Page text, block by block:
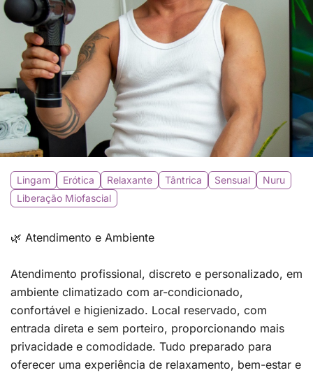
Lingam Erótica Relaxante Tântrica Sensual
Nuru
Liberação Miofascial
🌿 Atendimento e Ambiente
Atendimento profissional, discreto e personalizado, em
ambiente climatizado com ar-condicionado,
confortável e higienizado. Local reservado, com
entrada direta e sem porteiro, proporcionando mais
privacidade e comodidade. Tudo preparado para
oferecer uma experiência de relaxamento, bem-estar e